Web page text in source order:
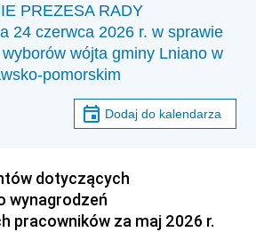
PREZESA RADY
24 czerwca 2026 r. w sprawie
wójta gminy Lniano w
pomorskim
Dodaj do kalendarza
dotyczących
wynagrodzeń
pracowników za maj 2026 r.